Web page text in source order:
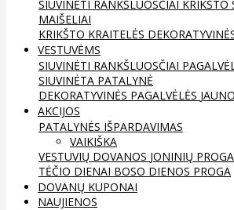
SIUVINĖTI RANKŠLUOSČIAI KRIKŠTO
MAIŠELIAI
KRIKŠTO KRAITELĖS
VESTUVĖMS
SIUVINĖTI RANKŠLUOSČIAI
SIUVINĖTA PATALYNĖ
DEKORATYVINĖS PAGALVĖLĖS
AKCIJOS
PATALYNĖS IŠPARDAVIMAS
VAIKIŠKA
VESTUVIŲ DOVANOS JONINIŲ PROGA
TĖČIO DIENAI BOSO DIENOS PROGA
DOVANŲ KUPONAI
NAUJIENOS